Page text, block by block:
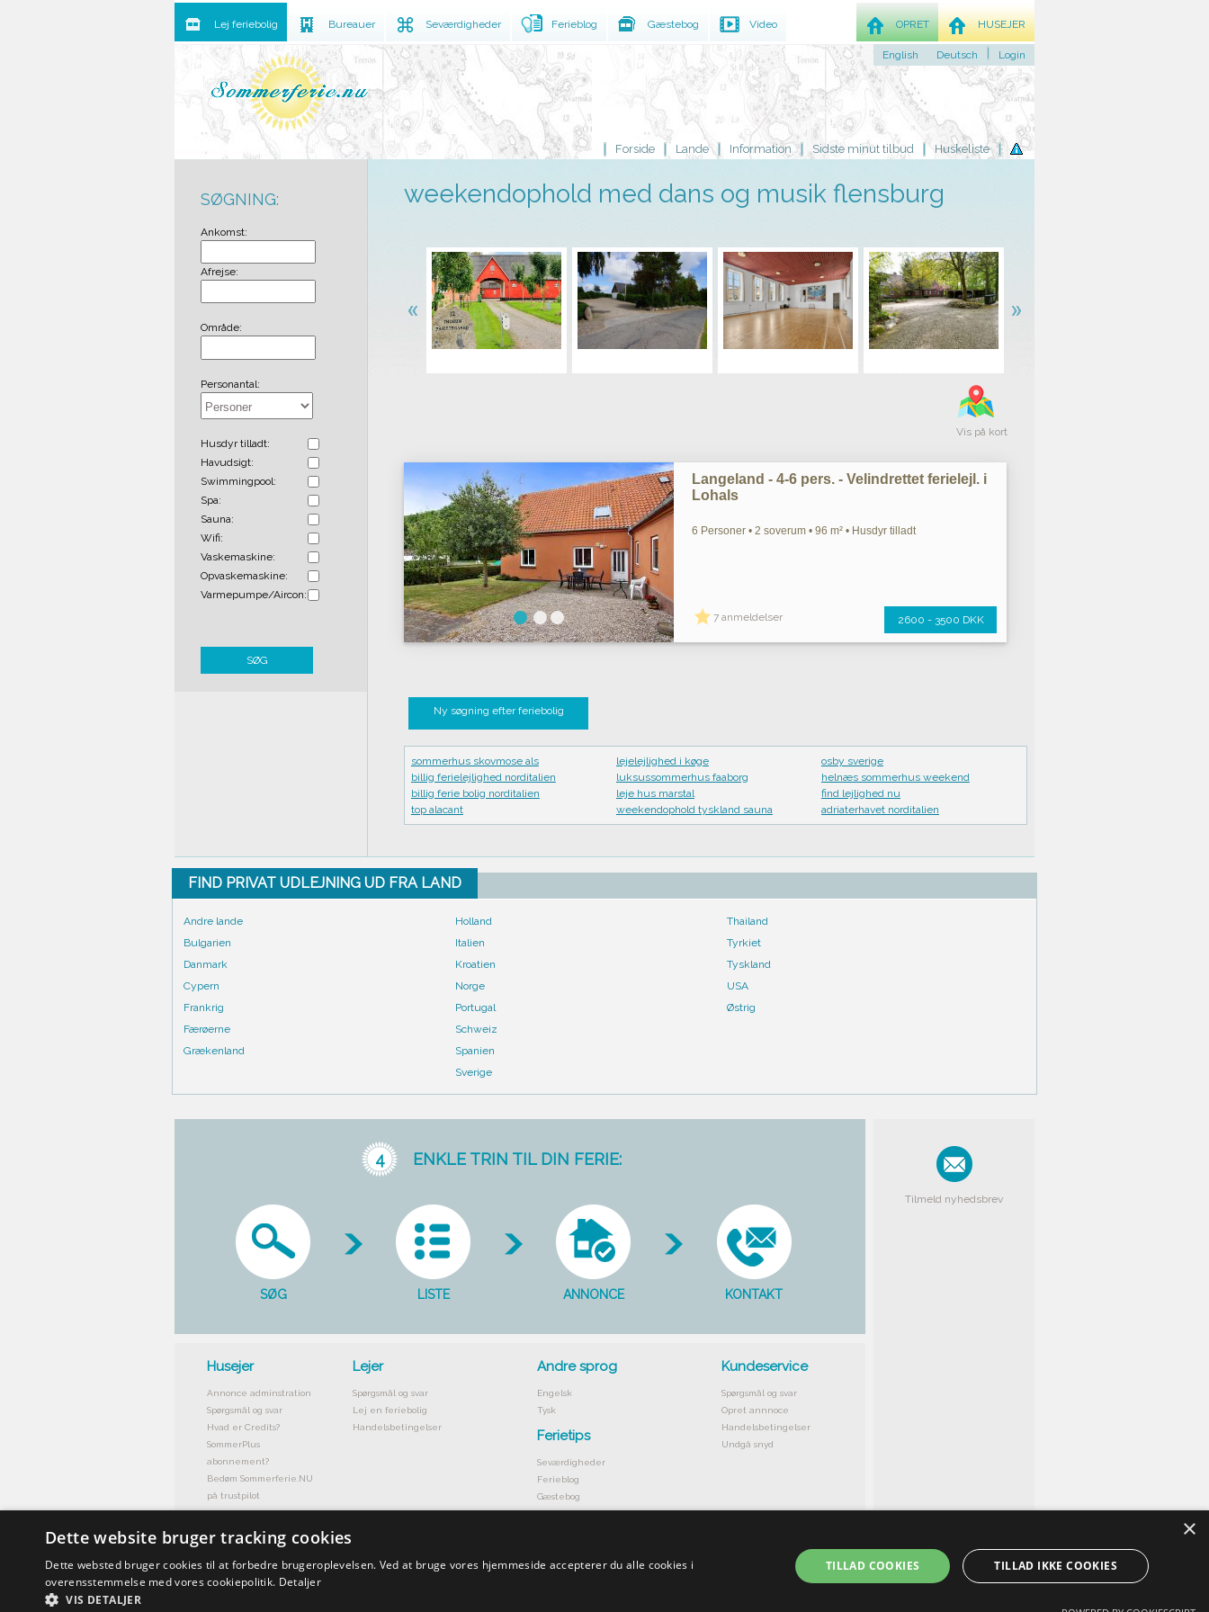
Forside Lande Information Sidste minut tilbud Huskeliste
weekendophold med dans og musik flensburg
Vis på kort
Langeland - 4-6 pers. - Velindrettet ferielejl. i
Lohals
6 Personer • 2 soverum • 96 m² • Husdyr tilladt
7 anmeldelser 2600 - 3500 DKK
Ny søgning efter feriebolig
sommerhus skovmose als
billig ferielejlighed norditalien
billig ferie bolig norditalien
top alacant
lejelejlighed i køge
luksussommerhus faaborg
leje hus marstal
weekendophold tyskland sauna
osby sverige
helnæs sommerhus weekend
find lejlighed nu
adriaterhavet norditalien
SØGNING:
Ankomst:
Afrejse:
Område:
Personantal:
Husdyr tilladt:
Havudsigt:
Swimmingpool:
Spa:
Sauna:
Wifi:
Vaskemaskine:
Opvaskemaskine:
Varmepumpe/Aircon:
SØG
FIND PRIVAT UDLEJNING UD FRA LAND
Andre lande
Bulgarien
Danmark
Cypern
Frankrig
Færøerne
Grækenland
Holland
Italien
Kroatien
Norge
Portugal
Schweiz
Spanien
Sverige
Thailand
Tyrkiet
Tyskland
USA
Østrig
4 ENKLE TRIN TIL DIN FERIE:
SØG LISTE ANNONCE KONTAKT
Husejer
Annonce adminstration
Spørgsmål og svar
Hvad er Credits?
SommerPlus
abonnement?
Bedøm Sommerferie.NU
på trustpilot
Lejer
Spørgsmål og svar
Lej en feriebolig
Handelsbetingelser
Andre sprog
Engelsk
Tysk
Ferietips
Seværdigheder
Ferieblog
Gæstebog
Kundeservice
Spørgsmål og svar
Opret annnoce
Handelsbetingelser
Undgå snyd
Tilmeld nyhedsbrev
Lej feriebolig Bureauer Seværdigheder Ferieblog Gæstebog Video HUSEJER
OPRET
English Deutsch Login
×
Dette website bruger tracking cookies
Dette websted bruger cookies til at forbedre brugeroplevelsen. Ved at bruge vores hjemmeside accepterer du alle cookies i
overensstemmelse med vores cookiepolitik. Detaljer
VIS DETALJER
TILLAD COOKIES TILLAD IKKE COOKIES